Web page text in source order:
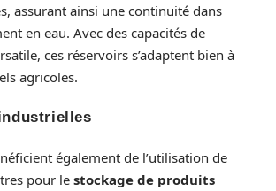
assurant ainsi une continuité dans
en eau. Avec des capacités de
ces réservoirs s’adaptent bien à
agricoles.
également de l’utilisation de
pour le stockage de produits